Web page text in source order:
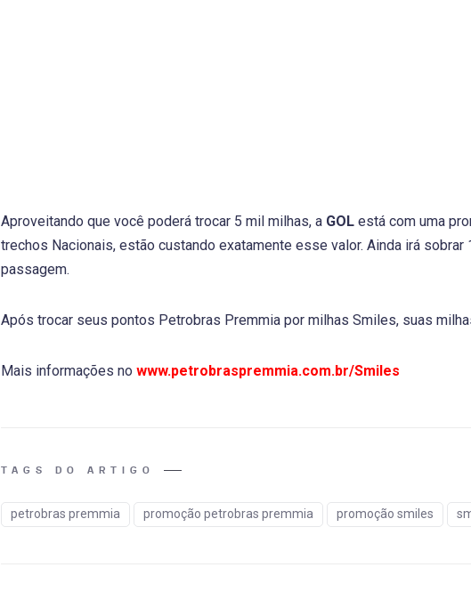
Aproveitando que você poderá trocar 5 mil milhas, a GOLestá com uma
trechos Nacionais, estão custando exatamente esse valor. Ainda irá
passagem.
Após trocar seus pontos Petrobras Premmia por milhas Smiles, suas
Mais informações no www.petrobraspremmia.com.br/Smiles
TAGS DO ARTIGO
petrobras premmia promoção petrobras premmia promoção smiles